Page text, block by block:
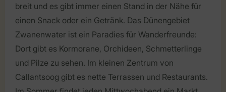
breit und es gibt immer einen Stand in der Nähe für
einen Snack oder ein Getränk. Das Dünengebiet
Zwanenwater ist ein Paradies für Wanderfreunde:
Dort gibt es Kormorane, Orchideen, Schmetterlinge
und Pilze zu sehen. Im kleinen Zentrum von
Callantsoog gibt es nette Terrassen und Restaurants.